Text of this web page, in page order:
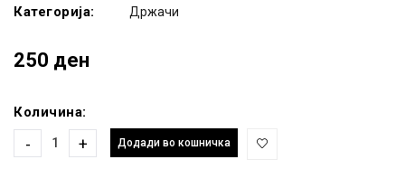
Категорија: Држачи
250 ден
Количина:
- + Додади во кошничка